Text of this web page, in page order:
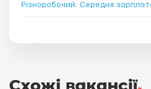
Різноробочий: Середня